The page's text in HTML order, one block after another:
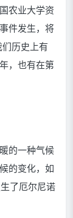
农业大学资
件发生，将
历史上有
，也有在第
的一种气候
的变化，如
了厄尔尼诺